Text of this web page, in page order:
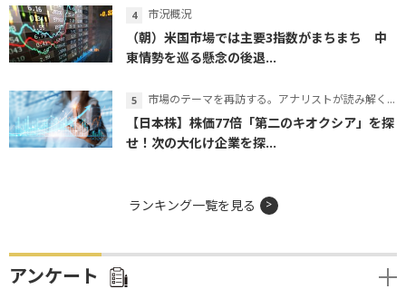
市況概況
（朝）米国市場では主要3指数がまちまち 中
東情勢を巡る懸念の後退...
市場のテーマを再訪する。アナリストが読み解くテーマの本質
【日本株】株価77倍「第二のキオクシア」を探
せ！次の大化け企業を探...
ランキング一覧を見る
アンケート